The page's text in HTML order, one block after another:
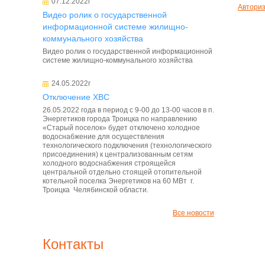
Видео ролик о государственной
информационной системе жилищно-
коммунального хозяйства
Видео ролик о государственной информационной
системе жилищно-коммунального хозяйства
24.05.2022г
Отключение ХВС
26.05.2022 года в период с 9-00 до 13-00 часов в п.
Энергетиков города Троицка по направлению
«Старый поселок» будет отключено холодное
водоснабжение для осуществления
технологического подключения (технологического
присоединения) к централизованным сетям
холодного водоснабжения строящейся
центральной отдельно стоящей отопительной
котельной поселка Энергетиков на 60 МВт г.
Троицка Челябинской области.
Все новости
Контакты